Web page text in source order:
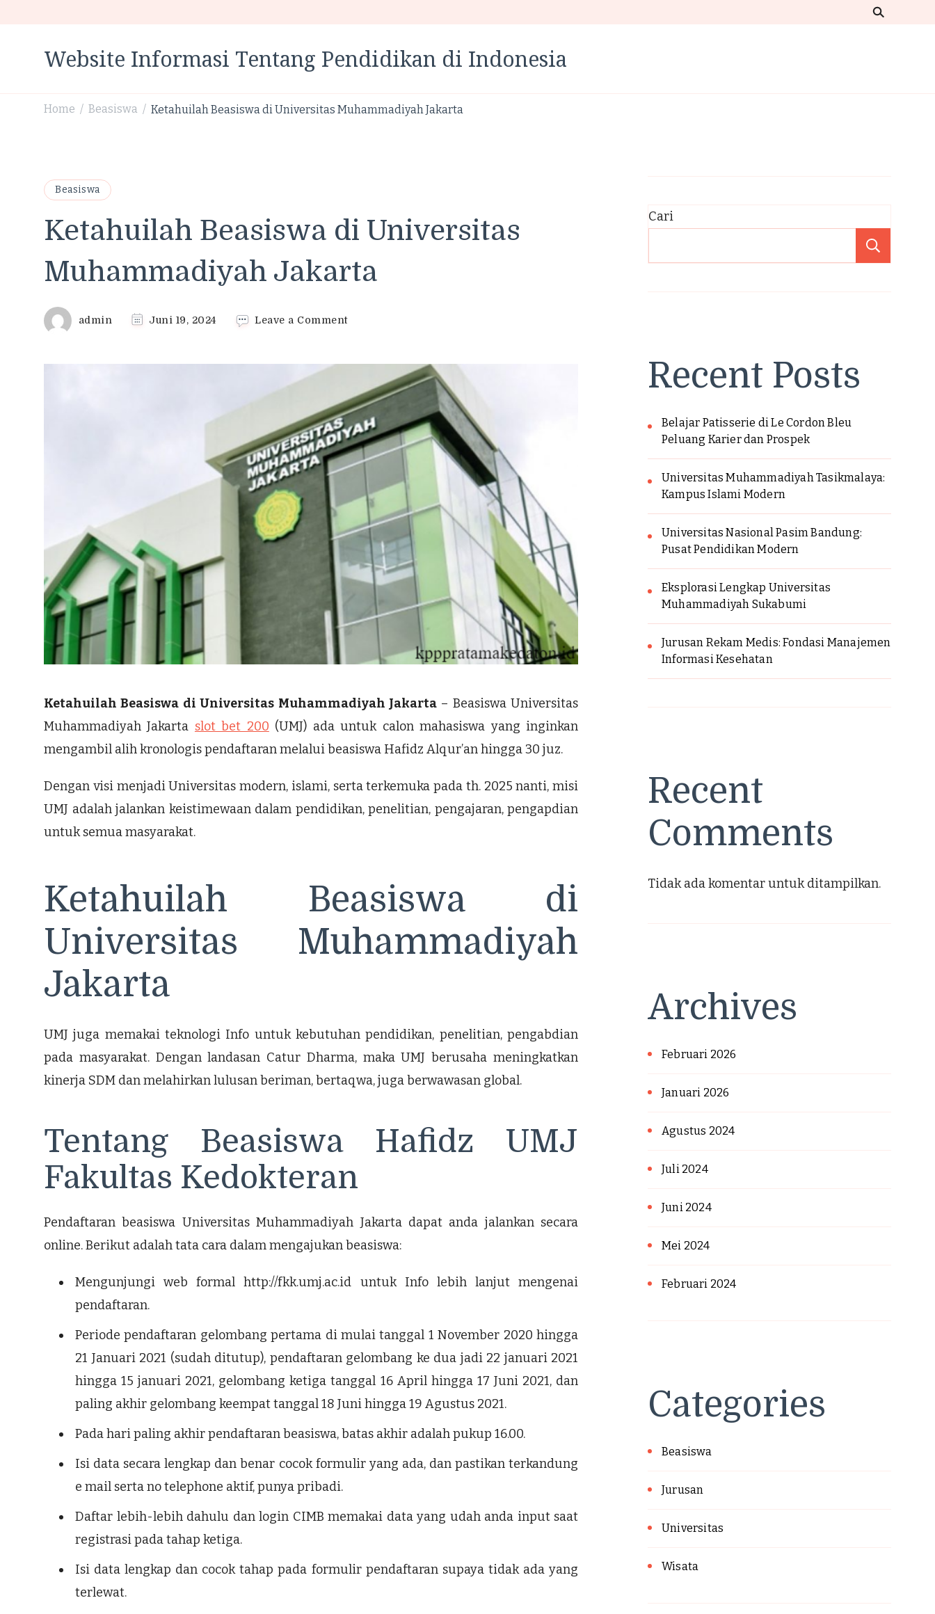
Website Informasi Tentang Pendidikan di Indonesia
Home / Beasiswa / Ketahuilah Beasiswa di Universitas Muhammadiyah Jakarta
Beasiswa
Ketahuilah Beasiswa di Universitas
Muhammadiyah Jakarta
admin Juni 19, 2024 Leave a Commenton
di
Universitas
Muhammadiyah
Jakarta
Ketahuilah Beasiswa di Universitas Muhammadiyah Jakarta– Beasiswa Universitas
Muhammadiyah Jakarta slot bet 200 (UMJ) ada untuk calon mahasiswa yang inginkan
mengambil alih kronologis pendaftaran melalui beasiswa Hafidz Alqur’an hingga 30 juz.
Dengan visi menjadi Universitas modern, islami, serta terkemuka pada th. 2025 nanti, misi
UMJ adalah jalankan keistimewaan dalam pendidikan, penelitian, pengajaran, pengapdian
untuk semua masyarakat.
Ketahuilah Beasiswa di
Universitas Muhammadiyah
Jakarta
UMJ juga memakai teknologi Info untuk kebutuhan pendidikan, penelitian, pengabdian
pada masyarakat. Dengan landasan Catur Dharma, maka UMJ berusaha meningkatkan
kinerja SDM dan melahirkan lulusan beriman, bertaqwa, juga berwawasan global.
Tentang Beasiswa Hafidz UMJ
Fakultas Kedokteran
Pendaftaran beasiswa Universitas Muhammadiyah Jakarta dapat anda jalankan secara
online. Berikut adalah tata cara dalam mengajukan beasiswa:
Mengunjungi web formal http://fkk.umj.ac.id untuk Info lebih lanjut mengenai
pendaftaran.
Periode pendaftaran gelombang pertama di mulai tanggal 1 November 2020 hingga
21 Januari 2021 (sudah ditutup), pendaftaran gelombang ke dua jadi 22 januari 2021
hingga 15 januari 2021, gelombang ketiga tanggal 16 April hingga 17 Juni 2021, dan
paling akhir gelombang keempat tanggal 18 Juni hingga 19 Agustus 2021.
Pada hari paling akhir pendaftaran beasiswa, batas akhir adalah pukup 16.00.
Isi data secara lengkap dan benar cocok formulir yang ada, dan pastikan terkandung
e mail serta no telephone aktif, punya pribadi.
Daftar lebih-lebih dahulu dan login CIMB memakai data yang udah anda input saat
registrasi pada tahap ketiga.
Isi data lengkap dan cocok tahap pada formulir pendaftaran supaya tidak ada yang
terlewat.
Cari
Recent Posts
Belajar Patisserie di Le Cordon Bleu
Peluang Karier dan Prospek
Universitas Muhammadiyah Tasikmalaya:
Kampus Islami Modern
Universitas Nasional Pasim Bandung:
Pusat Pendidikan Modern
Eksplorasi Lengkap Universitas
Muhammadiyah Sukabumi
Jurusan Rekam Medis: Fondasi Manajemen
Informasi Kesehatan
Recent
Comments
Tidak ada komentar untuk ditampilkan.
Archives
Februari 2026
Januari 2026
Agustus 2024
Juli 2024
Juni 2024
Mei 2024
Februari 2024
Categories
Beasiswa
Jurusan
Universitas
Wisata